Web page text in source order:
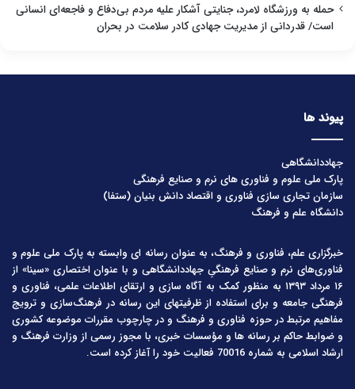
حمله به ورزشگاه لامرد، جنایتی آشکار علیه مردم بی‌دفاع و فاجعه‌ای انسانی
است/ قدردانی از مدیریت جهادی کادر سلامت در بحران
پیوند ها
جهاددانشگاهی
پارک ملی علوم و فناوری های نرم و صنایع فرهنگی
سازمان تجاری سازی فناوری و اقتصاد دانش بنیان (ستفا)
دانشگاه علم و فرهنگ
خبرگزاری علم، فناوری و فرهنگ، به عنوان رسانه ای وابسته به پارک ملی علوم و
فناوری‌های نرم و صنایع فرهنگیِ جهاددانشگاهی و با عنوان اختصاری «سینا» از
۱۶ مرداد ۱۳۹۳ به منظور کمک به آگاه سازی و ارتقای اطلاعات علمی، فناوری و
فرهنگی جامعه و برای استفاده از ظرفیتهای این رسانه در فرهنگ‌سازی و ترویج
مفاهیم مرتبط در حوزه فناوری و فرهنگ و در چارچوب مقررات موضوعه کشوری
و ضوابط حاکم بر رسانه ها و مؤسسات خبری، با مجوز رسمی از وزارت فرهنگ و
ارشاد اسلامی به شماره 70016 فعالیت خود را آغاز کرده است.